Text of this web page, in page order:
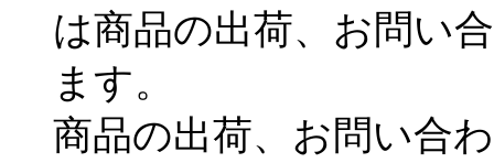
は商品の出荷、お問い
ます。
商品の出荷、お問い合